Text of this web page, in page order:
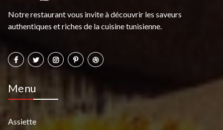
Notre restaurant vous invite à découvrir les saveurs
authentiques et riches de la cuisine tunisienne.
Menu
Assiette